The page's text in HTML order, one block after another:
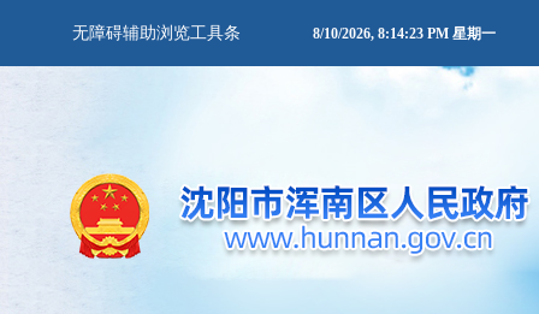
无障碍辅助浏览工具条 8/10/2026, 8:14:24 PM 星期一